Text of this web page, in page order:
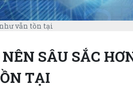
vẫn tồn tại
SÂU SẮC
TẠI